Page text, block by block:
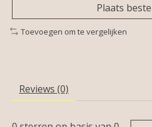
Plaats
Toevoegen om te vergelijken
Reviews (0)